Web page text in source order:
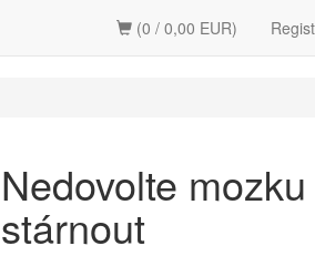
(0 / 0,00 EUR)
Nedovolte mozku
stárnout